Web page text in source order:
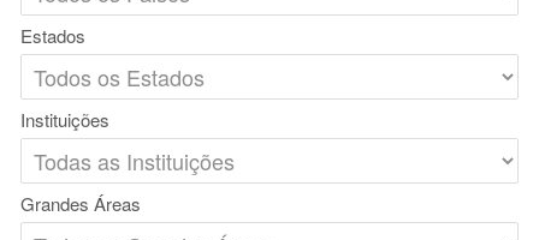
Estados
Instituições
Grandes Áreas